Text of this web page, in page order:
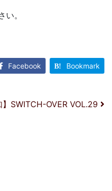
。
Facebook Bookmark
ョン
】SWITCH-OVER VOL.29